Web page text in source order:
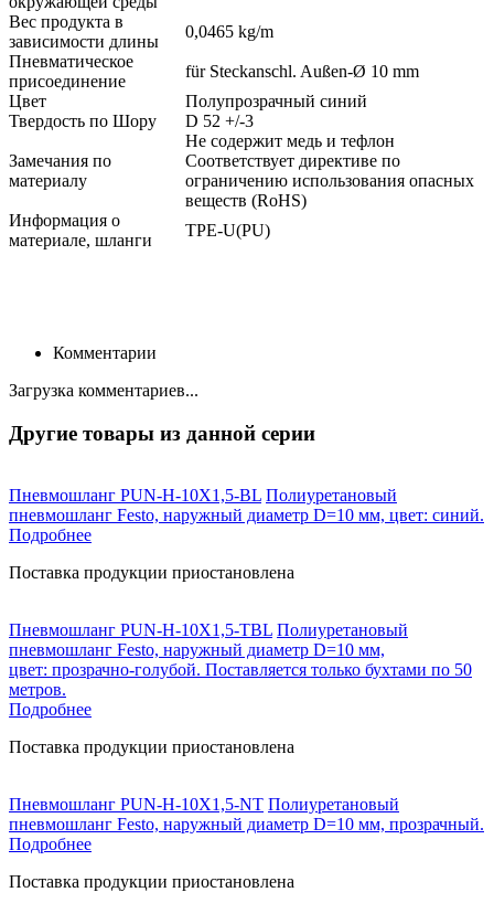
Вес продукта в
зависимости длины
0,0465 kg/m
Пневматическое
присоединение
für Steckanschl. Außen-Ø 10 mm
Цвет
Полупрозрачный синий
Твердость по Шору
D 52 +/-3
Замечания по
материалу
Не содержит медь и тефлон
Соответствует директиве по
ограничению использования опасных
веществ (RoHS)
Информация о
материале, шланги
TPE-U(PU)
Комментарии
Загрузка комментариев...
Другие товары из данной серии
Пневмошланг PUN-H-10X1,5-BL Полиуретановый
пневмошланг Festo, наружный диаметр D=10 мм, цвет: синий.
Подробнее
Поставка продукции приостановлена
Пневмошланг PUN-H-10X1,5-TBL Полиуретановый
пневмошланг Festo, наружный диаметр D=10 мм,
цвет: прозрачно-голубой. Поставляется только бухтами по 50
метров.
Подробнее
Поставка продукции приостановлена
Пневмошланг PUN-H-10X1,5-NT Полиуретановый
пневмошланг Festo, наружный диаметр D=10 мм, прозрачный.
Подробнее
Поставка продукции приостановлена